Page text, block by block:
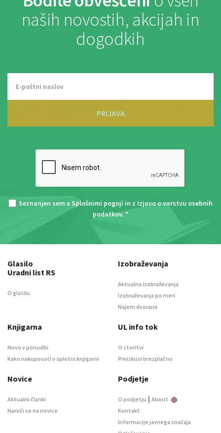
naših novostih, akcijah in
dogodkih
PRIJAVA
Seznanjen sem s Splošnimi pogoji in z Izjavo o varstvu osebnih
podatkov. *
Glasilo
Uradni list RS
O glasilu
Izobraževanja
Aktualna izobraževanja
Izobraževanja po meri
Najem dvorane
Knjigarna
Novo v ponudbi
Kako nakupovati v spletni knjigarni
UL info tok
O storitvi
Preizkusi brezplačno
Novice
Aktualni članki
Naroči se na novice
Podjetje
O podjetju | About
Kontakt
Informacije javnega značaja